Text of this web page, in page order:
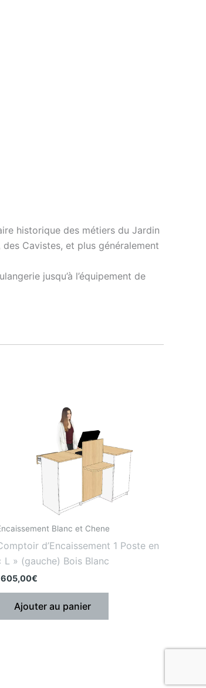
historique des métiers du Jardin
Cavistes, et plus généralement
jusqu’à l’équipement de
Blanc et Chene
d’Encaissement 1 Poste en
L » (gauche) Bois Blanc
€
Ajouter au panier